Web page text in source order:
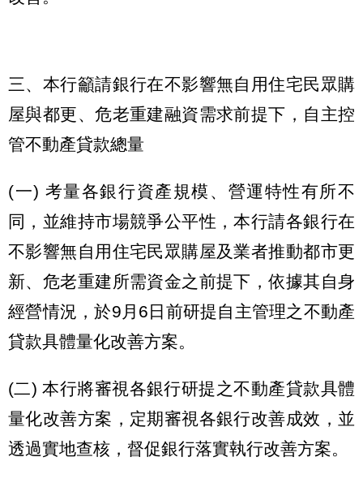
三、本行籲請銀行在不影響無自用住宅民眾購
屋與都更、危老重建融資需求前提下，自主控
管不動產貸款總量
(一) 考量各銀行資產規模、營運特性有所不
同，並維持市場競爭公平性，本行請各銀行在
不影響無自用住宅民眾購屋及業者推動都市更
新、危老重建所需資金之前提下，依據其自身
經營情況，於9月6日前研提自主管理之不動產
貸款具體量化改善方案。
(二) 本行將審視各銀行研提之不動產貸款具體
量化改善方案，定期審視各銀行改善成效，並
透過實地查核，督促銀行落實執行改善方案。